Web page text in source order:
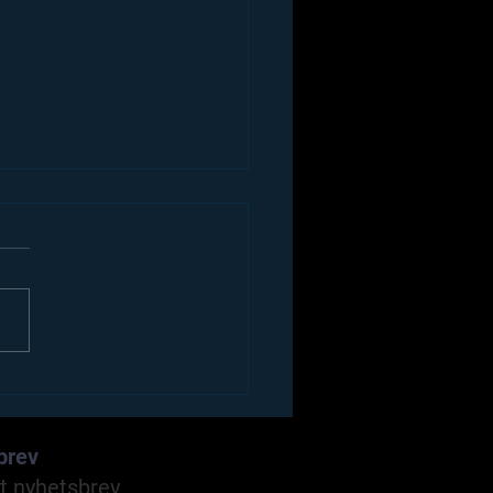
nyhetsbrev